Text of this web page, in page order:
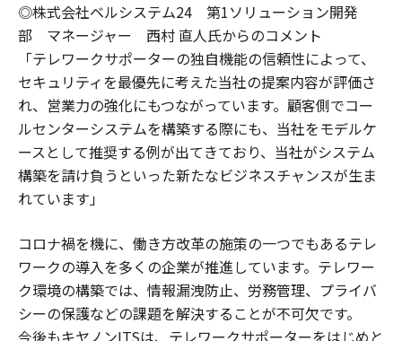
◎株式会社ベルシステム24 第1ソリューション開発
部 マネージャー 西村 直人氏からのコメント
「テレワークサポーターの独自機能の信頼性によって、
セキュリティを最優先に考えた当社の提案内容が評価さ
れ、営業力の強化にもつながっています。顧客側でコー
ルセンターシステムを構築する際にも、当社をモデルケ
ースとして推奨する例が出てきており、当社がシステム
構築を請け負うといった新たなビジネスチャンスが生ま
れています」
コロナ禍を機に、働き方改革の施策の一つでもあるテレ
ワークの導入を多くの企業が推進しています。テレワー
ク環境の構築では、情報漏洩防止、労務管理、プライバ
シーの保護などの課題を解決することが不可欠です。
今後もキヤノンITSは、テレワークサポーターをはじめと